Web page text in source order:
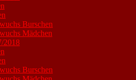
Burschen
Mädchen
2018
Burschen